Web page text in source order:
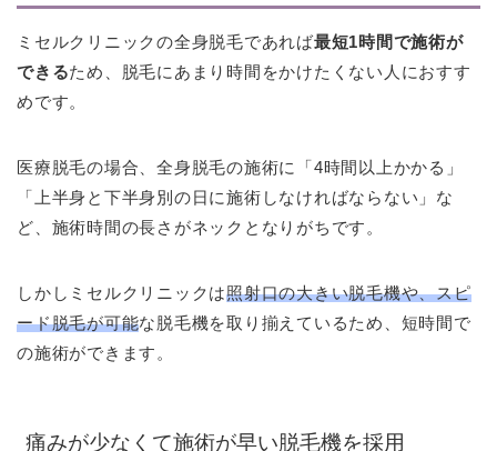
ミセルクリニックの全身脱毛であれば最短1時間で施術が
できるため、脱毛にあまり時間をかけたくない人におすす
めです。
医療脱毛の場合、全身脱毛の施術に「4時間以上かかる」
「上半身と下半身別の日に施術しなければならない」な
ど、施術時間の長さがネックとなりがちです。
しかしミセルクリニックは照射口の大きい脱毛機や、スピ
ード脱毛が可能な脱毛機を取り揃えているため、短時間で
の施術ができます。
痛みが少なくて施術が早い脱毛機を採用